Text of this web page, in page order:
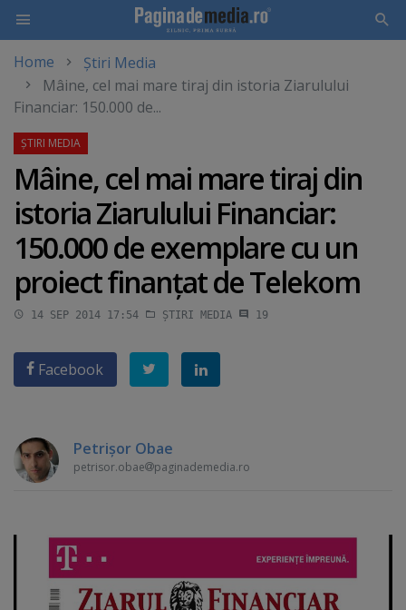
main
content
Home
Știri Media
Mâine, cel mai mare tiraj din istoria Ziarulului
Financiar: 150.000 de...
Mâine, cel mai mare tiraj din
istoria Ziarulului Financiar:
150.000 de exemplare cu un
proiect finanţat de Telekom
14 SEP 2014 17:54 ȘTIRI MEDIA 19
Facebook
Petrişor Obae
petrisor.obae paginademedia.ro